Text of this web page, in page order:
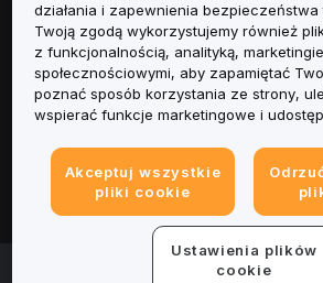
Usługi
Obsługa Klienta
Informacje prawne
© 2025-2026 Bybit.eu. All rights
działania i zapewnienia bezpieczeństwa
Twoją zgodą wykorzystujemy również
z funkcjonalnością, analityką,
społecznościowymi, aby zapamiętać
poznać sposób korzystania ze strony,
wspierać funkcje marketingowe i
Akceptuj wszystkie
pliki cookie
Ustawienia plików
cookie